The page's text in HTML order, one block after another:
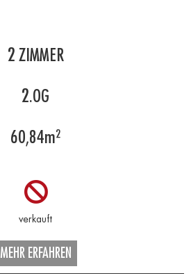
2 ZIMMER
2.OG
60,84m²
MEHR ERFAHREN